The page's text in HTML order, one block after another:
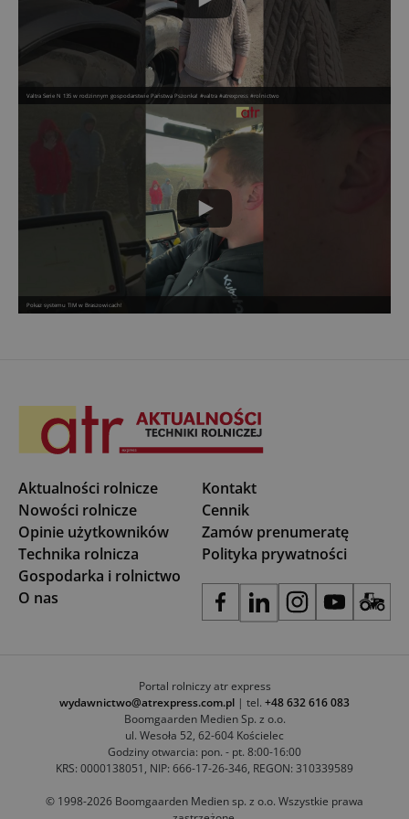
Valtra Serie N 135 w rodzinnym gospodarstwie Państwa Pszonka! #valtra #atrexpress #rolnictwo
Pokaz systemu TIM w Braszowicach!
Aktualności rolnicze
Nowości rolnicze
Opinie użytkowników
Technika rolnicza
Gospodarka i rolnictwo
O nas
Kontakt
Cennik
Zamów prenumeratę
Polityka prywatności
Portal rolniczy atr express
wydawnictwo@atrexpress.com.pl | tel. +48 632 616 083
Boomgaarden Medien Sp. z o.o.
ul. Wesoła 52, 62-604 Kościelec
Godziny otwarcia: pon. - pt. 8:00-16:00
KRS: 0000138051, NIP: 666-17-26-346, REGON: 310339589
© 1998-2026 Boomgaarden Medien sp. z o.o. Wszystkie prawa